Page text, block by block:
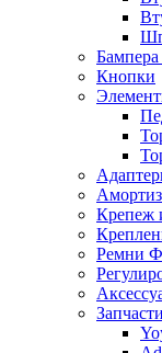
Кнопки
Крепеж
Ремни